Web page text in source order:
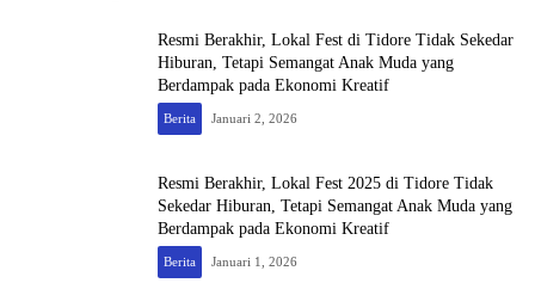
Resmi Berakhir, Lokal Fest di Tidore Tidak Sekedar
Hiburan, Tetapi Semangat Anak Muda yang
Berdampak pada Ekonomi Kreatif
Berita Januari 2, 2026
Resmi Berakhir, Lokal Fest 2025 di Tidore Tidak
Sekedar Hiburan, Tetapi Semangat Anak Muda yang
Berdampak pada Ekonomi Kreatif
Berita Januari 1, 2026